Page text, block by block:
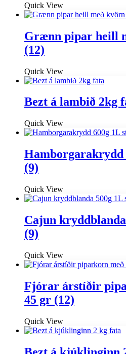
Quick View
Grænn pipar heill
(12)
Quick View
Bezt á lambið 2kg
Quick View
Hamborgarakrydd
(9)
Quick View
Cajun
(9)
Quick View
Fjórar árstíðir
45 gr (12)
Quick View